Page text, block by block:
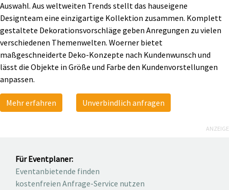
Auswahl. Aus weltweiten Trends stellt das hauseigene
Designteam eine einzigartige Kollektion zusammen. Komplett
gestaltete Dekorationsvorschläge geben Anregungen zu vielen
verschiedenen Themenwelten. Woerner bietet
maßgeschneiderte Deko-Konzepte nach Kundenwunsch und
lässt die Objekte in Größe und Farbe den Kundenvorstellungen
anpassen.
Mehr erfahren Unverbindlich anfragen
ANZEIGE
Für Eventplaner:
Eventanbietende finden
kostenfreien Anfrage-Service nutzen